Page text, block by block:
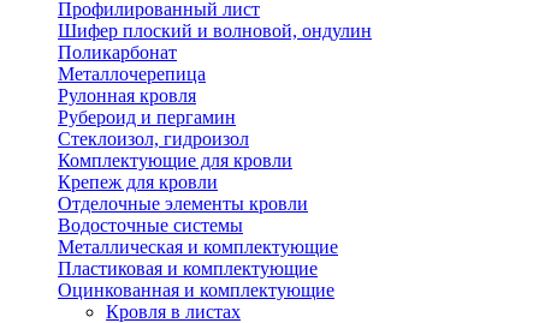
Профилированный лист
Шифер плоский и волновой, ондулин
Поликарбонат
Металлочерепица
Рулонная кровля
Рубероид и пергамин
Стеклоизол, гидроизол
Комплектующие для кровли
Крепеж для кровли
Отделочные элементы кровли
Водосточные системы
Металлическая и комплектующие
Пластиковая и комплектующие
Оцинкованная и комплектующие
Кровля в листах